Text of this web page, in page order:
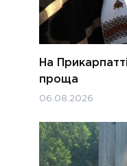
На
проща
06.08.2026